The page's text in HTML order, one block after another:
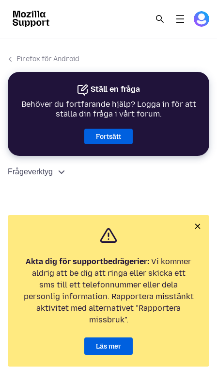
Firefox för Android
Ställ en fråga
Behöver du fortfarande hjälp? Logga in för att
ställa din fråga i vårt forum.
Fortsätt
Frågeverktyg
Akta dig för supportbedrägerier: Vi kommer
aldrig att be dig att ringa eller skicka ett
sms till ett telefonnummer eller dela
personlig information. Rapportera misstänkt
aktivitet med alternativet "Rapportera
missbruk".
Läs mer